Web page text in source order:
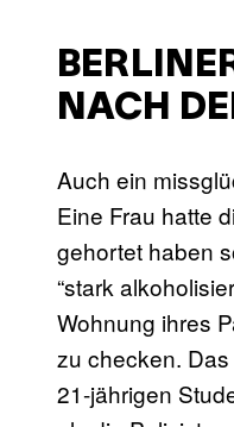
NACH
Auch ein
Eine Frau hatte
gehortet haben
“stark
Wohnung ihres
zu checken.
21-jährigen